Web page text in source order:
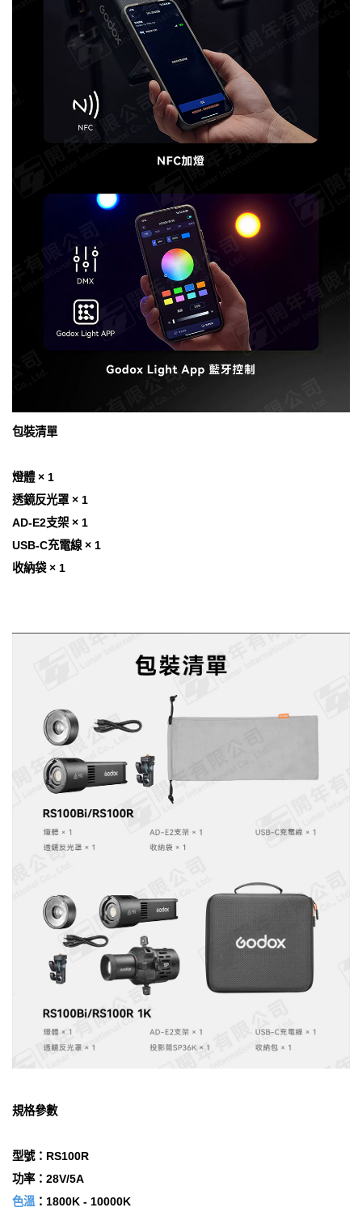
包裝清單
燈體 × 1
透鏡反光罩 × 1
AD-E2支架 × 1
USB-C充電線 × 1
收納袋 × 1
規格參數
型號：RS100R
功率：28V/5A
色溫 ：1800K - 10000K